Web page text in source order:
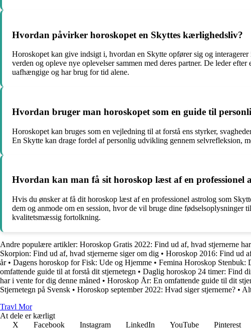
Hvordan påvirker horoskopet en Skyttes kærlighedsliv?
Horoskopet kan give indsigt i, hvordan en Skytte opfører sig og
verden og opleve nye oplevelser sammen med deres partner. De leder
uafhængige og har brug for tid alene.
Hvordan bruger man horoskopet som en guide til
Horoskopet kan bruges som en vejledning til at forstå ens styrker,
En Skytte kan drage fordel af personlig udvikling gennem selvrefleksion,
Hvordan kan man få sit horoskop læst af en professionel
Hvis du ønsker at få dit horoskop læst af en professionel astrolog som
dem og anmode om en session, hvor de vil bruge dine
kvalitetsmæssig fortolkning.
Andre populære artikler: Horoskop Gratis 2022: Find ud af, hvad stjernerne
Skorpion: Find ud af, hvad stjernerne siger om dig • Horoskop 2016: Find ud
år• Dagens horoskop for Fisk: Ude og Hjemme • Femina Horoskop Stenbuk:
omfattende guide til at forstå dit stjernetegn • Daglig horoskop 24 timer: Find
har i vente for dig denne måned • Horoskop År: En omfattende guide til dit
Stjernetegn på Svensk • Horoskop september 2022: Hvad siger stjernerne? •
Travl Mor
At dele er kærligt
X
Facebook Instagram LinkedIn YouTube Pinterest